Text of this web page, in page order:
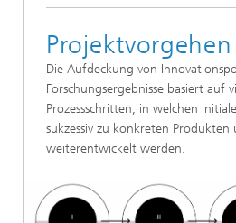
Projektvorgehen
Die Aufdeckung von
Forschungsergebnisse basiert auf
Prozessschritten, in welchen
sukzessiv zu konkreten Produkten
weiterentwickelt werden.